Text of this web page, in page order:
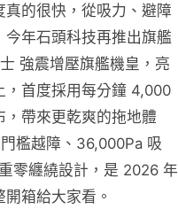
的很快，從吸力、避障
年石頭科技再推出旗艦
強震增壓旗艦機皇，亮
，首度採用每分鐘 4,000
帶來更乾爽的拖地體
檻越障、36,000Pa 吸
零纏繞設計，是 2026 年
箱給大家看。